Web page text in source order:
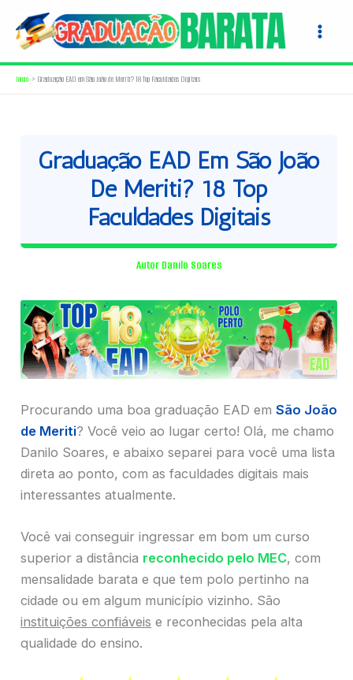
para
conteúdo
Início Graduação EAD em São João de Meriti? 18 Top Faculdades Digitais
Graduação EAD Em São João
De Meriti? 18 Top
Faculdades Digitais
Autor Danilo Soares
Procurando uma boa graduação EAD em São João
de Meriti? Você veio ao lugar certo! Olá, me chamo
Danilo Soares, e abaixo separei para você uma lista
direta ao ponto, com as faculdades digitais mais
interessantes atualmente.
Você vai conseguir ingressar em bom um curso
superior a distância reconhecido pelo MEC, com
mensalidade barata e que tem polo pertinho na
cidade ou em algum município vizinho. São
instituições confiáveis e reconhecidas pela alta
qualidade do ensino.